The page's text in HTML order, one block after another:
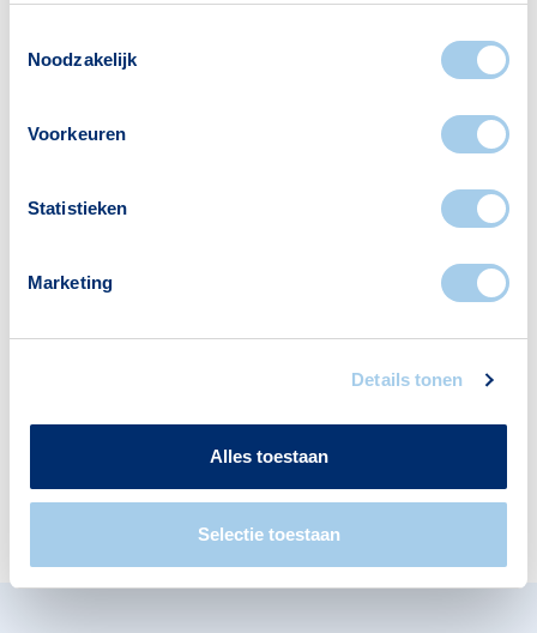
Noodzakelijk
Voorkeuren
Statistieken
Marketing
Details tonen
Alles toestaan
Selectie toestaan
Lucas/Andreasziekenhuis e.o.
Hotels Apotheken
1
Cafés
1